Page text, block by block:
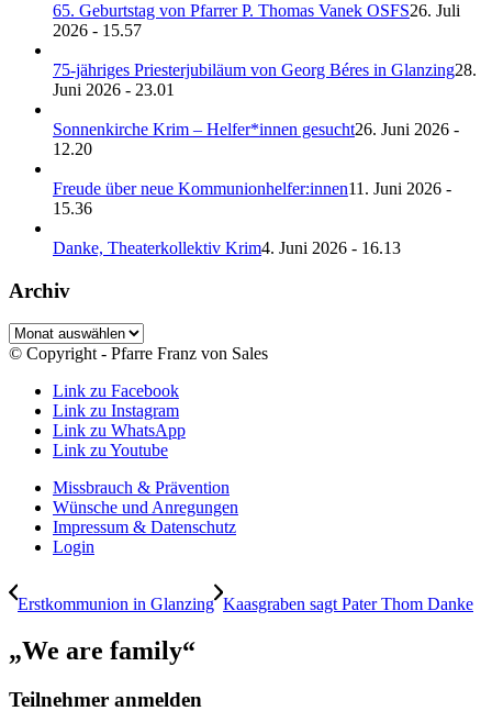
65. Geburtstag von Pfarrer P. Thomas Vanek OSFS26. Juli
2026 - 15.57
75-jähriges Priesterjubiläum von Georg Béres in Glanzing28.
Juni 2026 - 23.01
Sonnenkirche Krim – Helfer*innen gesucht26. Juni 2026 -
12.20
Freude über neue Kommunionhelfer:innen11. Juni 2026 -
15.36
Danke, Theaterkollektiv Krim4. Juni 2026 - 16.13
Archiv
Archiv
© Copyright - Pfarre Franz von Sales
Link zu Facebook
Link zu Instagram
Link zu WhatsApp
Link zu Youtube
Missbrauch & Prävention
Wünsche und Anregungen
Impressum & Datenschutz
Login
Erstkommunion in Glanzing Kaasgraben sagt Pater Thom Danke
„We are family“
Teilnehmer anmelden